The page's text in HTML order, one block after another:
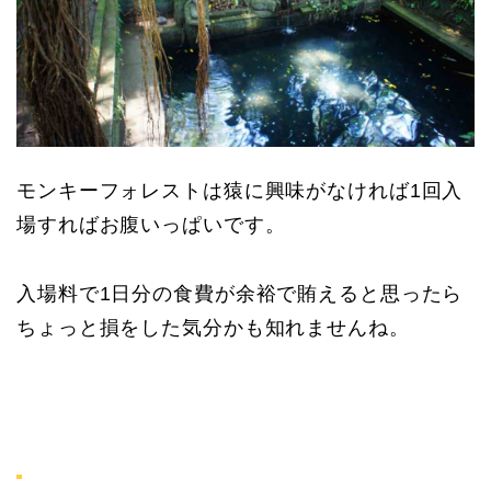
モンキーフォレストは猿に興味がなければ1回入
場すればお腹いっぱいです。
入場料で1日分の食費が余裕で賄えると思ったら
ちょっと損をした気分かも知れませんね。